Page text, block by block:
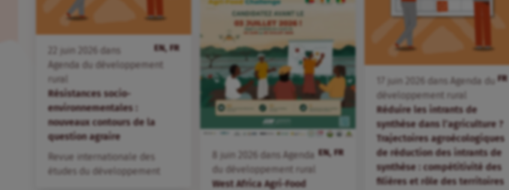
EN, FR
juin
dans
Agenda du développement
rural
Résistances socio-
environnementales :
nouveaux contours de la
question agraire
Revue internationale des
études du développement
FR
juin dans
Agenda du
développement rural
Réduire les intrants de
synthèse dans l’agriculture ?
Trajectoires agroécologiques
de réduction des intrants de
synthèse : compétitivité des
filières et rôle des territoires
EN, FR
juin dans
Agenda
du développement rural
West Africa Agri-Food